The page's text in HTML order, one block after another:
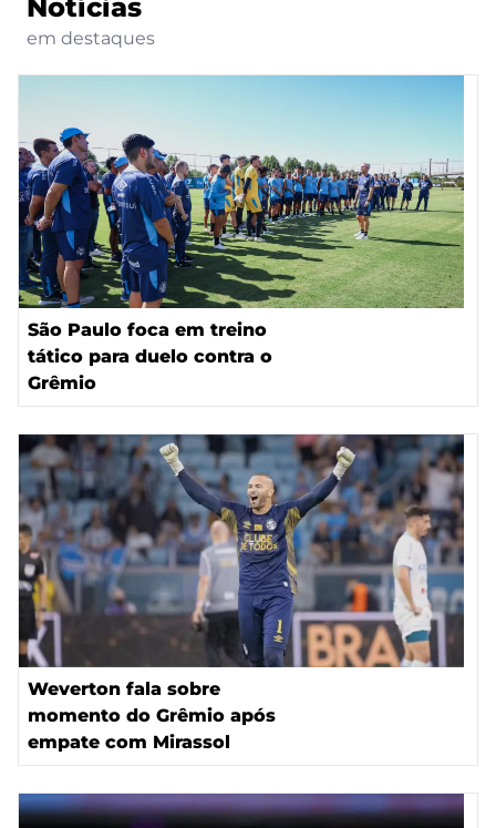
Notícias
em destaques
São Paulo foca em treino
tático para duelo contra o
Grêmio
Weverton fala sobre
momento do Grêmio após
empate com Mirassol